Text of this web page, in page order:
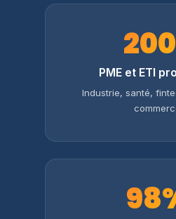
PME et ETI
Industrie, santé,